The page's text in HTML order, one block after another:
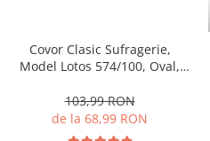
Covor Clasic Sufragerie,
Model Lotos 574/100, Oval,
103,99 RON
de la 68,99 RON